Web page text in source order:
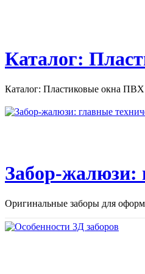
Каталог:
Каталог: Пластиковые окна
Забор-жалюзи:
Оригинальные заборы для